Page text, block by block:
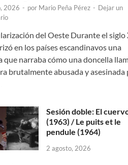
2026 - por Mario Peña Pérez - Dejar un
del Oeste Durante el siglo
en los países escandinavos una
que narraba cómo una doncella
brutalmente abusada y asesinada
Sesión doble: El
(1963) / Le puits et le
pendule (1964)
2 agosto, 2026